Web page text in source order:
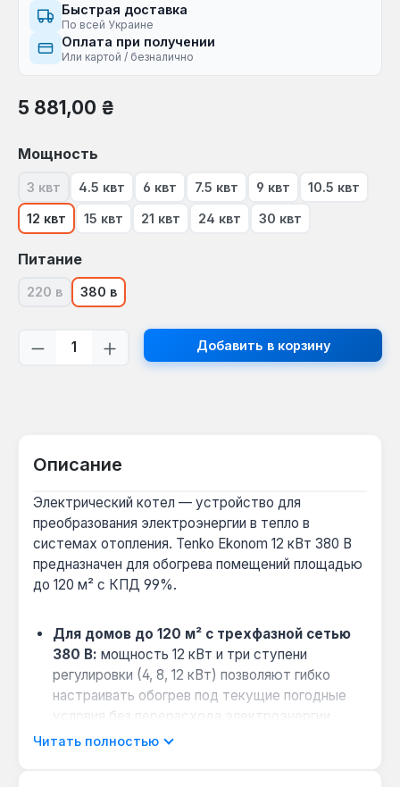
Быстрая доставка
По всей Украине
Оплата при получении
Или картой / безналично
Обычная цена:
5 881,00 ₴
Выберите
Мощность
3 квт(В настоящее время эта опция недоступна.)
4.5 квт 6 квт 7.5 квт 9 квт 10.5 квт
12 квт 15 квт 21 квт 24 квт 30 квт
Выберите
Питание
220 в(В настоящее время эта опция недоступна.)
380 в
Количество продукта: введите
Добавить в корзину
Описание
Электрический котел — устройство для
преобразования электроэнергии в тепло в
системах отопления. Tenko Ekonom 12 кВт 380 В
предназначен для обогрева помещений площадью
до 120 м² с КПД 99%.
Для домов до 120 м² с трехфазной сетью
380 В: мощность 12 кВт и три ступени
регулировки (4, 8, 12 кВт) позволяют гибко
настраивать обогрев под текущие погодные
условия без перерасхода электроэнергии.
Совместимость с многотарифными
Читать полностью